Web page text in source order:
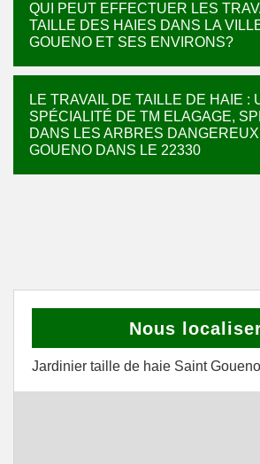
QUI PEUT EFFECTUER LES
TAILLE DES HAIES DANS LA
GOUENO ET SES ENVIRONS?
LE TRAVAIL DE TAILLE DE HAIE :
SPÉCIALITÉ DE TM ELAGAGE,
DANS LES ARBRES
GOUENO DANS LE 22330
Nous
Jardinier taille de haie Saint Goueno